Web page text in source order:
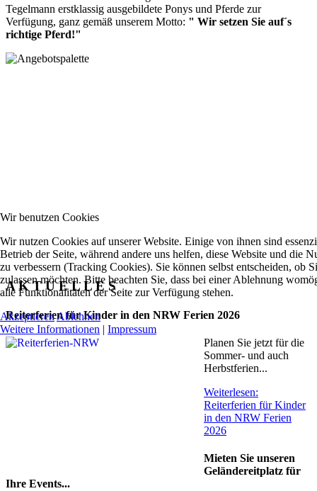
Tegelmann erstklassig ausgebildete Ponys und Pferde zur
Verfügung, ganz gemäß unserem Motto: " Wir setzen Sie auf´s
richtige Pferd!"
A K T U E L L E S
Reiterferien für Kinder in den NRW Ferien 2026
Planen Sie jetzt für die
Sommer- und auch
Herbstferien...
Weiterlesen:
Reiterferien für Kinder
in den NRW Ferien
2026
Mieten Sie unseren
Geländereitplatz für
Ihre Events...
Wir benutzen Cookies
Wir nutzen Cookies auf unserer Website. Einige von ihnen sind
Betrieb der Seite, während andere uns helfen, diese Website und die
zu verbessern (Tracking Cookies). Sie können selbst entscheiden, ob
zulassen möchten. Bitte beachten Sie, dass bei einer Ablehnung
alle Funktionalitäten der Seite zur Verfügung stehen.
AkzeptierenAblehnen
Weitere Informationen | Impressum